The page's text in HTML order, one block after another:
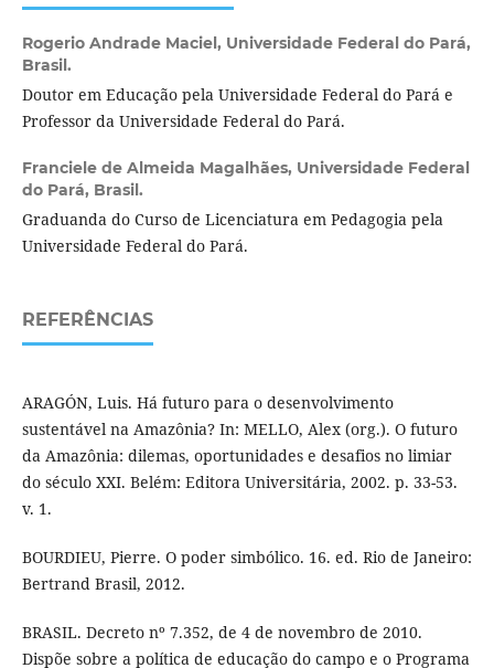
Rogerio Andrade Maciel, Universidade Federal do Pará,
Brasil.
Doutor em Educação pela Universidade Federal do Pará e
Professor da Universidade Federal do Pará.
Franciele de Almeida Magalhães, Universidade Federal
do Pará, Brasil.
Graduanda do Curso de Licenciatura em Pedagogia pela
Universidade Federal do Pará.
REFERÊNCIAS
ARAGÓN, Luis. Há futuro para o desenvolvimento
sustentável na Amazônia? In: MELLO, Alex (org.). O futuro
da Amazônia: dilemas, oportunidades e desafios no limiar
do século XXI. Belém: Editora Universitária, 2002. p. 33-53.
v. 1.
BOURDIEU, Pierre. O poder simbólico. 16. ed. Rio de Janeiro:
Bertrand Brasil, 2012.
BRASIL. Decreto nº 7.352, de 4 de novembro de 2010.
Dispõe sobre a política de educação do campo e o Programa